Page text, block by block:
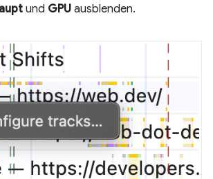
und GPU ausblenden.